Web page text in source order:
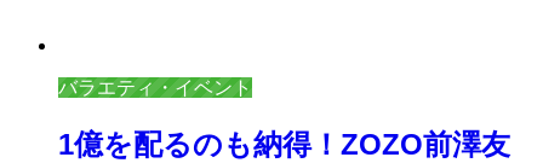
バラエティ・イベント
1億を配るのも納得！ZOZO前澤友